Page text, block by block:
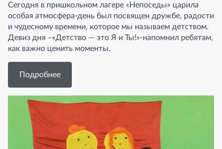
Сегодня в пришкольном лагере «Непоседы» царила
особая атмосфера-день был посвящен дружбе, радости
и чудесному времени, которое мы называем детством.
Девиз дня –«Детство — это Я и Ты!»-напомнил ребятам,
как важно ценить моменты.
Подробнее